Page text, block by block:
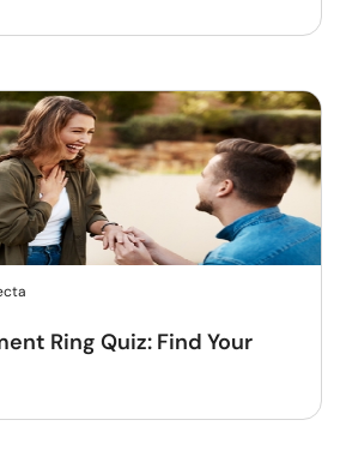
Ring Quiz: Find Your